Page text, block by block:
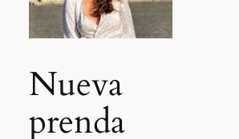
Nueva
prenda